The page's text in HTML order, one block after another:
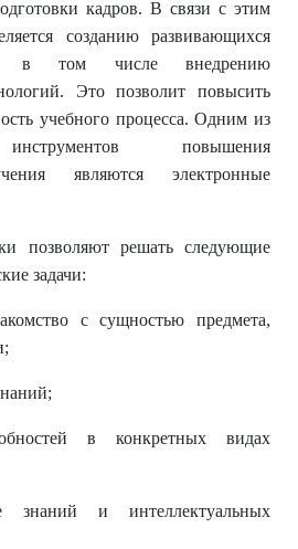
кадров. В связи с этим
созданию развивающихся
в том числе внедрению
Это позволит повысить
учебного процесса. Одним из
повышения
являются электронные
позволяют решать следующие
задачи:
с сущностью предмета,
в конкретных видах
и интеллектуальных